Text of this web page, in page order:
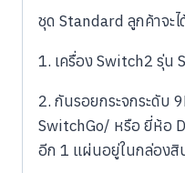
ชุด Standard ลูกค้าจะไ
1. เครื่อง Switch2 รุ่น
2. กันรอยกระจกระดับ
SwitchGo/ หรือ ยี่ห้อ
อีก 1 แผ่นอยู่ในกล่องสิ